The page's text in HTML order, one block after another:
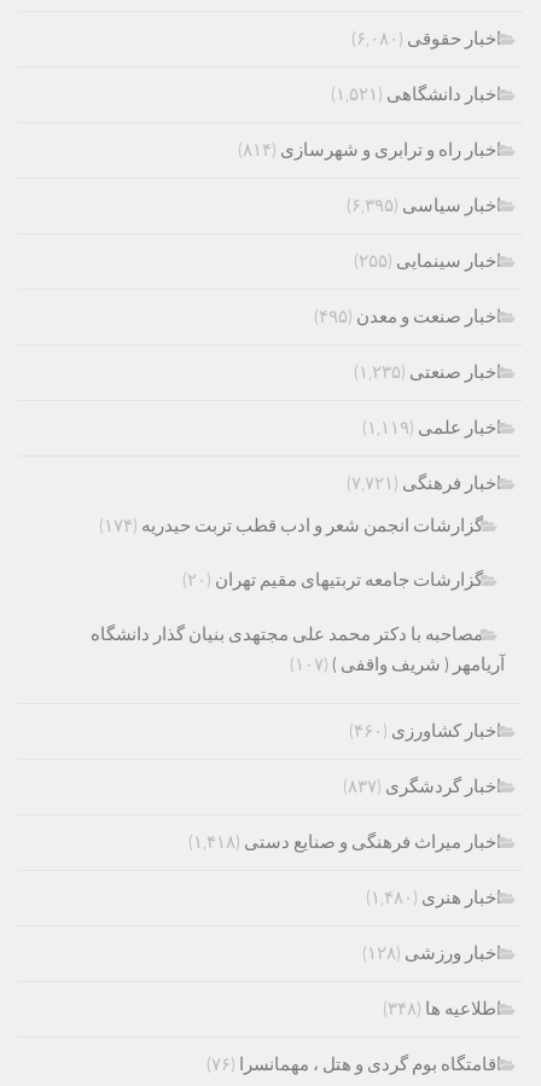
اخبار حقوقی (۶,۰۸۰)
اخبار دانشگاهی (۱,۵۲۱)
اخبار راه و ترابری و شهرسازی (۸۱۴)
اخبار سیاسی (۶,۳۹۵)
اخبار سینمایی (۲۵۵)
اخبار صنعت و معدن (۴۹۵)
اخبار صنعتی (۱,۲۳۵)
اخبار علمی (۱,۱۱۹)
اخبار فرهنگی (۷,۷۲۱)
گزارشات انجمن شعر و ادب قطب تربت حیدریه (۱۷۴)
گزارشات جامعه تربتیهای مقیم تهران (۲۰)
مصاحبه با دکتر محمد علی مجتهدی بنیان گذار دانشگاه
آریامهر ( شریف واقفی ) (۱۰۷)
اخبار کشاورزی (۴۶۰)
اخبار گردشگری (۸۳۷)
اخبار میراث فرهنگی و صنایع دستی (۱,۴۱۸)
اخبار هنری (۱,۴۸۰)
اخبار ورزشی (۱۲۸)
اطلاعیه ها (۳۴۸)
اقامتگاه بوم گردی و هتل ، مهمانسرا (۷۶)